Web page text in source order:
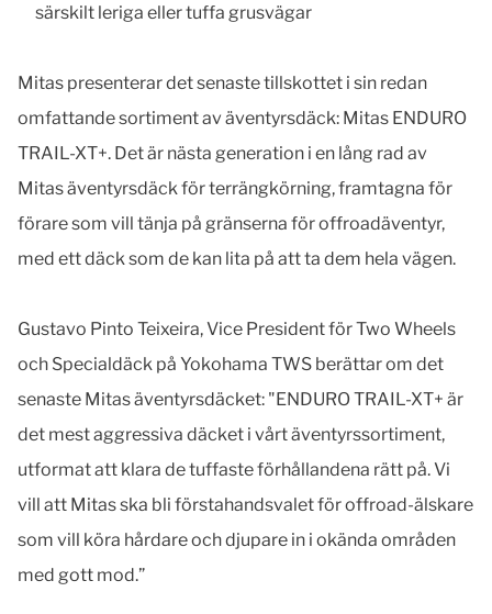
särskilt leriga eller tuffa grusvägar
Mitas presenterar det senaste tillskottet i sin redan
omfattande sortiment av äventyrsdäck: Mitas ENDURO
TRAIL-XT+. Det är nästa generation i en lång rad av
Mitas äventyrsdäck för terrängkörning, framtagna för
förare som vill tänja på gränserna för offroadäventyr,
med ett däck som de kan lita på att ta dem hela vägen.
Gustavo Pinto Teixeira, Vice President för Two Wheels
och Specialdäck på Yokohama TWS berättar om det
senaste Mitas äventyrsdäcket: "ENDURO TRAIL-XT+ är
det mest aggressiva däcket i vårt äventyrssortiment,
utformat att klara de tuffaste förhållandena rätt på. Vi
vill att Mitas ska bli förstahandsvalet för offroad-älskare
som vill köra hårdare och djupare in i okända områden
med gott mod.”